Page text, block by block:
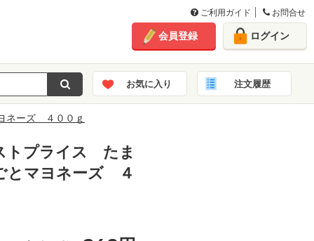
ご利用ガイド お問合せ
会員登録 ログイン
お気に入り 注文履歴
ネーズ ４００ｇ
トプライス たま
とマヨネーズ ４